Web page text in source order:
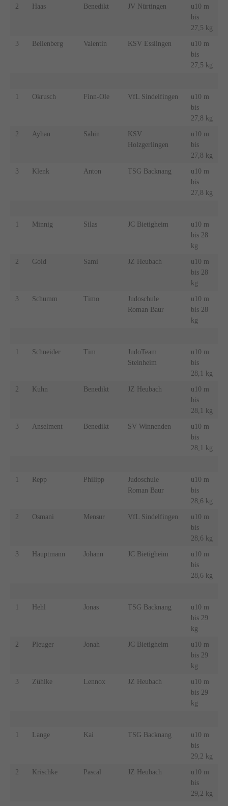
2 Haas Benedikt JV Nürtingen
u10 m
bis
27,5 kg
3 Bellenberg Valentin KSV Esslingen
u10 m
bis
27,5 kg
1 Okrusch Finn-Ole VfL Sindelfingen
u10 m
bis
27,8 kg
2 Ayhan Sahin
KSV
Holzgerlingen
u10 m
bis
27,8 kg
3 Klenk Anton TSG Backnang
u10 m
bis
27,8 kg
1 Minnig Silas JC Bietigheim
u10 m
bis 28
kg
2 Gold Sami JZ Heubach
u10 m
bis 28
kg
3 Schumm Timo
Judoschule
Roman Baur
u10 m
bis 28
kg
1 Schneider Tim
JudoTeam
Steinheim
u10 m
bis
28,1 kg
2 Kuhn Benedikt JZ Heubach
u10 m
bis
28,1 kg
3 Anselment Benedikt SV Winnenden
u10 m
bis
28,1 kg
1 Repp Philipp
Judoschule
Roman Baur
u10 m
bis
28,6 kg
2 Osmani Mensur VfL Sindelfingen
u10 m
bis
28,6 kg
3 Hauptmann Johann JC Bietigheim
u10 m
bis
28,6 kg
1 Hehl Jonas TSG Backnang
u10 m
bis 29
kg
2 Pleuger Jonah JC Bietigheim
u10 m
bis 29
kg
3 Zühlke Lennox JZ Heubach
u10 m
bis 29
kg
1 Lange Kai TSG Backnang
u10 m
bis
29,2 kg
2 Krischke Pascal JZ Heubach
u10 m
bis
29,2 kg